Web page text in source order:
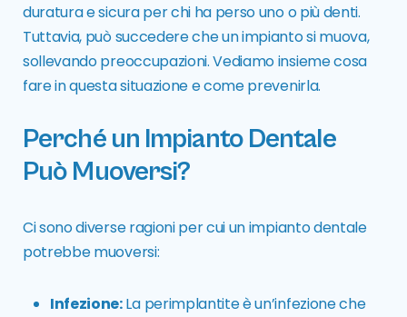
duratura e sicura per chi ha perso uno o più denti.
Tuttavia, può succedere che un impianto si muova,
sollevando preoccupazioni. Vediamo insieme cosa
fare in questa situazione e come prevenirla.
Perché un Impianto Dentale
Può Muoversi?
Ci sono diverse ragioni per cui un impianto dentale
potrebbe muoversi:
Infezione:La perimplantiteè un’infezione che